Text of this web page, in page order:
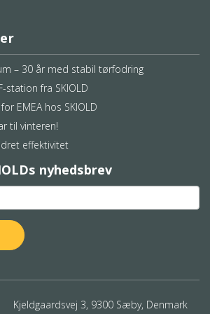
– 30 år med stabil tørfodring
station fra SKIOLD
EMEA hos SKIOLD
til vinteren!
effektivitet
nyhedsbrev
Kjeldgaardsvej 3, 9300 Sæby, Denmark